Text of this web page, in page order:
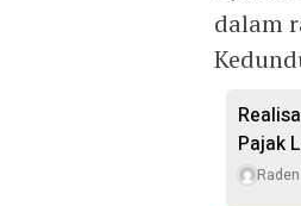
dalam
Pajak